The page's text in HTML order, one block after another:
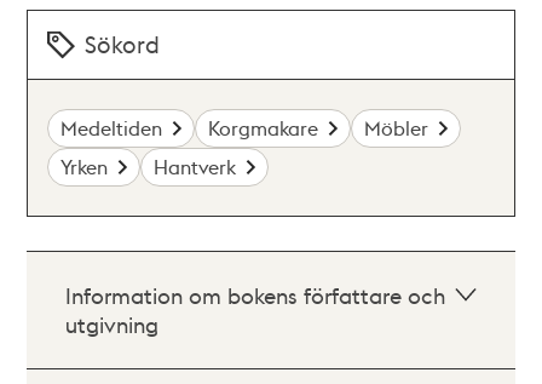
Sökord
Medeltiden Korgmakare
Möbler
Yrken
Hantverk
Information om bokens författare och
utgivning